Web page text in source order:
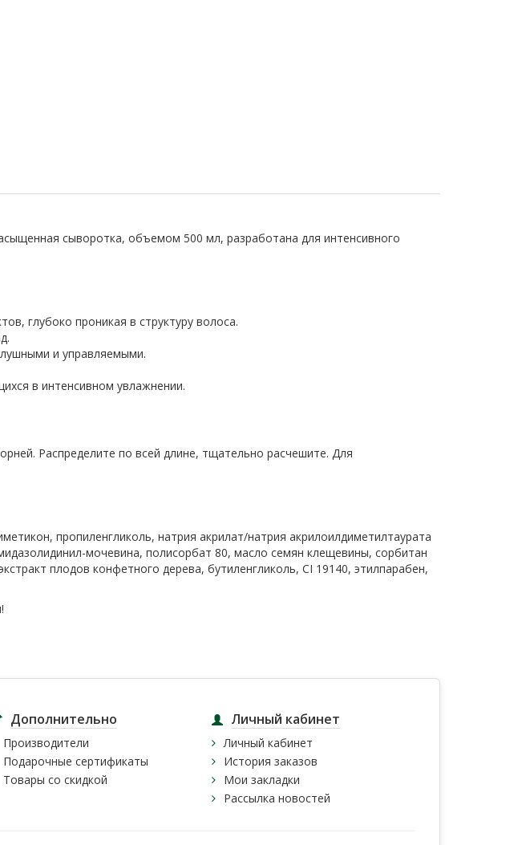
сыворотка, объемом 500 мл, разработана для интенсивного
глубоко проникая в структуру волоса.
и управляемыми.
в интенсивном увлажнении.
Распределите по всей длине, тщательно расчешите. Для
пропиленгликоль, натрия акрилат/натрия акрилоилдиметилтаурата
мочевина, полисорбат 80, масло семян клещевины, сорбитан
плодов конфетного дерева, бутиленгликоль, CI 19140, этилпарабен,
Дополнительно
Производители
Подарочные сертификаты
Товары со скидкой
Личный кабинет
Личный кабинет
История заказов
Мои закладки
Рассылка новостей